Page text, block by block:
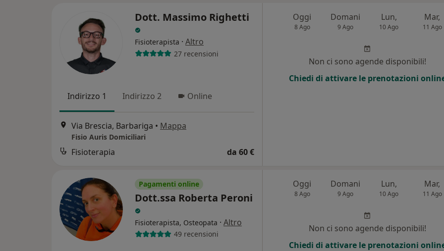
Dott. Massimo Righetti
Fisioterapista · Altro
27 recensioni
Indirizzo 1 Indirizzo 2 Online
Via Brescia, Barbariga • Mappa
Fisio Auris Domiciliari
Fisioterapia da 60 €
Oggi
8 Ago
Domani
9 Ago
Lun,
10 Ago
Mar,
11 Ago
Non ci sono agende disponibili!
Chiedi di attivare le prenotazioni
Pagamenti online
Dott.ssa Roberta Peroni
Fisioterapista, Osteopata · Altro
49 recensioni
Oggi
8 Ago
Domani
9 Ago
Lun,
10 Ago
Mar,
11 Ago
Non ci sono agende disponibili!
Chiedi di attivare le prenotazioni